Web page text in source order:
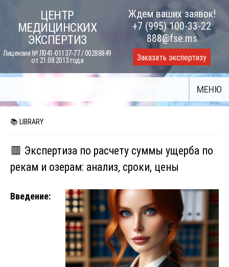
content
ЦЕНТР
МЕДИЦИНСКИХ
ЭКСПЕРТИЗ
Лицензия № Л041-01137-77 / 00288849
от 21.08.2013 года
Ждем ваших заявок!
+7 (995) 100-33-22
888@fse.ms
Заказать экспертизу
МЕНЮ
📚 LIBRARY
🟥 Экспертиза по расчету суммы ущерба по
рекам и озерам: анализ, сроки, цены
Введение: